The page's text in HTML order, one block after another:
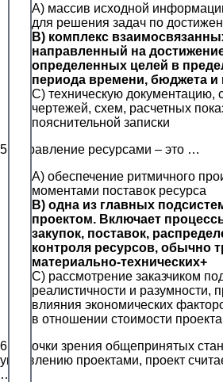
A) массив исходной
для решения задач по
B) комплекс
направленный на
определенных целей в
периода времени, бюджета и
C) техническую документацию,
чертежей, схем, расчетных
пояснительной записки
5. Управление ресурсами – это …
A) обеспечение ритмичного
моментами поставок ресурса
B) одна из главных
проектом. Включает
закупок, поставок,
контроля ресурсов, обычно
материально-технических+
C) рассмотрение заказчиком
реалистичности и разумности,
влияния экономических
в отношении стоимости проекта
6. С точки зрения общепринятых
управлению проектами, проект
…